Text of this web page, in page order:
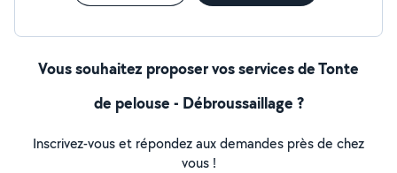
Vous souhaitez proposer vos services de Tonte
de pelouse - Débroussaillage ?
Inscrivez-vous et répondez aux demandes près de chez
vous !